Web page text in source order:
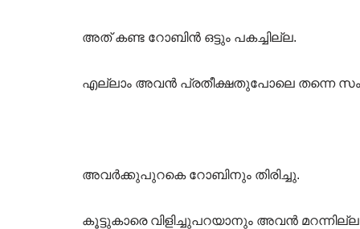
അത് കണ്ട റോബിൻ ഒട്ടും പകച്ചില്ല.
എല്ലാം അവൻ പ്രതീക്ഷതുപോലെ തന്നെ
അവർക്കുപുറകെ റോബിനും തിരിച്ചു.
കൂട്ടുകാരെ വിളിച്ചുപറയാനും അവൻ